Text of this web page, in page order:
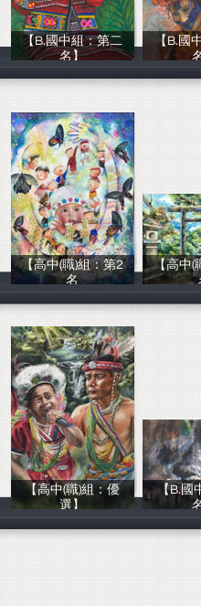
【B.國中組：第二
名】
熱愛生命文教基
【B.國
熱愛生
【高中(職)組：第2
名
熱愛生命文教基
【高中(
熱愛生
【高中(職)組：優
選】
熱愛生命文教基
【B.國
熱愛生